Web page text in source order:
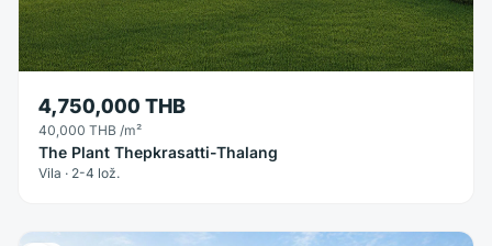
4,750,000 THB
40,000 THB /m²
The Plant Thepkrasatti-Thalang
Vila · 2-4 lož.